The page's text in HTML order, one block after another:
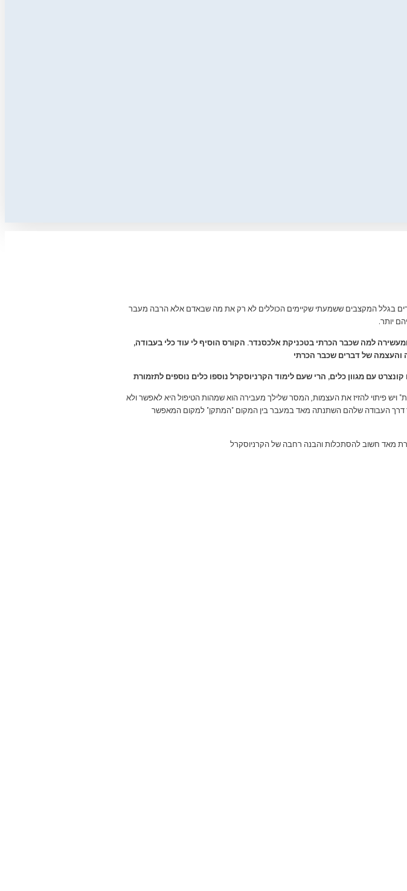
בגלל המקצבים ששמעתי שקיימים הכוללים לא רק את מה שבאדם אלא הרבה מעבר
יותר.
למה שכבר הכרתי בטכניקת אלכסנדר. הקורס הוסיף לי עוד כלי בעבודה,
והעצמה של דברים שכבר הכרתי
עם מגוון כלים, הרי שעם לימוד הקרניוסקרל נוספו כלים נוספים לתזמורת
ויש פיתוי להזיז את העצמות, המסר שלילך מעבירה הוא שמהות הטיפול היא לאפשר ולא
דרך העבודה שלהם השתנתה מאד במעבר בין המקום "המתקן" למקום המאפשר
מאד חשוב להסתכלות והבנה רחבה של הקרניוסקרל